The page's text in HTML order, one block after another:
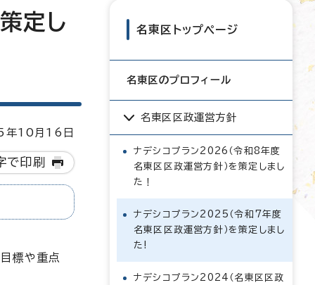
定し
10月16日
で印刷
標や重点
名東区トップページ
名東区のプロフィール
名東区区政運営方針
ナデシコプラン2026（令和8年度
名東区区政運営方針）を策定しまし
た！
ナデシコプラン2025（令和7年度
名東区区政運営方針）を策定しまし
た!
ナデシコプラン2024（名東区区政